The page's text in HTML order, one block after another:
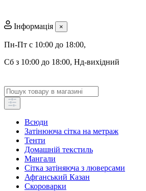
Інформація ×
Пн-Пт с 10:00 до 18:00,
Сб з 10:00 до 18:00, Нд-вихідний
Всюди
Затінююча сітка на метраж
Тенти
Домашній текстиль
Мангали
Сітка затіняюча з люверсами
Афганський Казан
Скороварки